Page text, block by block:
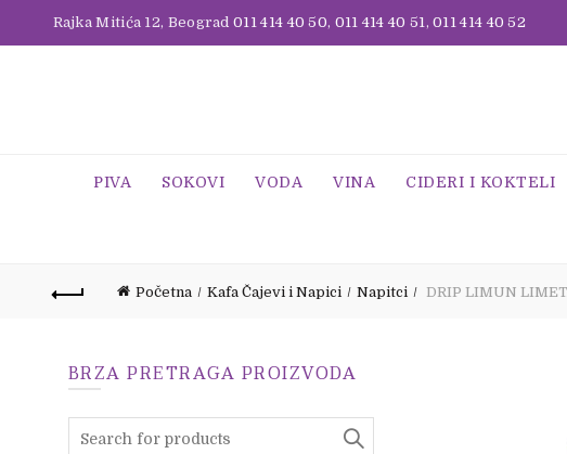
Rajka Mitića 12, Beograd011 414 40 50, 011 414 40 51,011 414 40 52
PIVA SOKOVI VODA VINA CIDERI I KOKTELI
Početna Kafa Čajevi i Napici Napitci DRIP LIMUN
BRZA PRETRAGA PROIZVODA